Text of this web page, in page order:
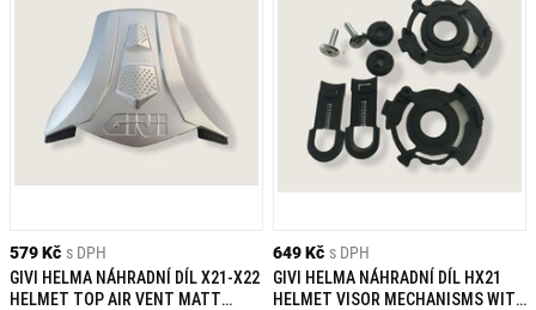
579 Kč s DPH
GIVI HELMA NÁHRADNÍ DÍL X21-X22
HELMET TOP AIR VENT MATT
649 Kč s DPH
GIVI HELMA NÁHRADNÍ DÍL HX21
HELMET VISOR MECHANISMS WITH